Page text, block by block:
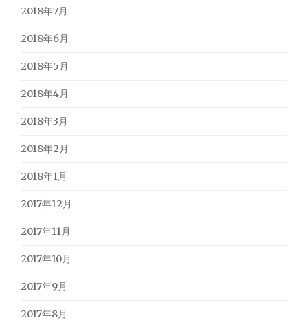
2018年7月
2018年6月
2018年5月
2018年4月
2018年3月
2018年2月
2018年1月
2017年12月
2017年11月
2017年10月
2017年9月
2017年8月